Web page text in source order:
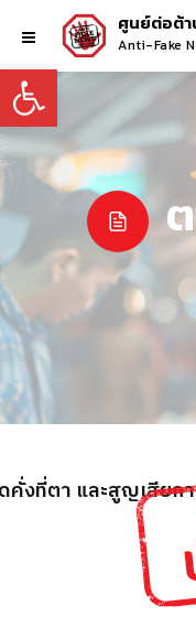
Open toolbar
ศูนย์ต่อต้า
Anti-Fake
คั่งที่ตา และสูญเสียก